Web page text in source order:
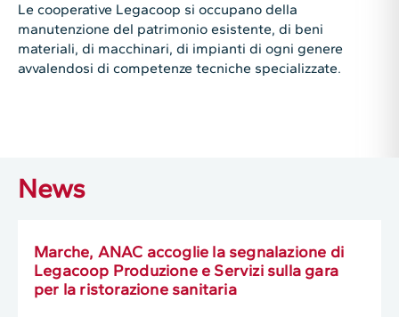
Le cooperative Legacoop si occupano della
manutenzione del patrimonio esistente, di beni
materiali, di macchinari, di impianti di ogni genere
avvalendosi di competenze tecniche specializzate.
News
Marche, ANAC accoglie la segnalazione di
Legacoop Produzione e Servizi sulla gara
per la ristorazione sanitaria